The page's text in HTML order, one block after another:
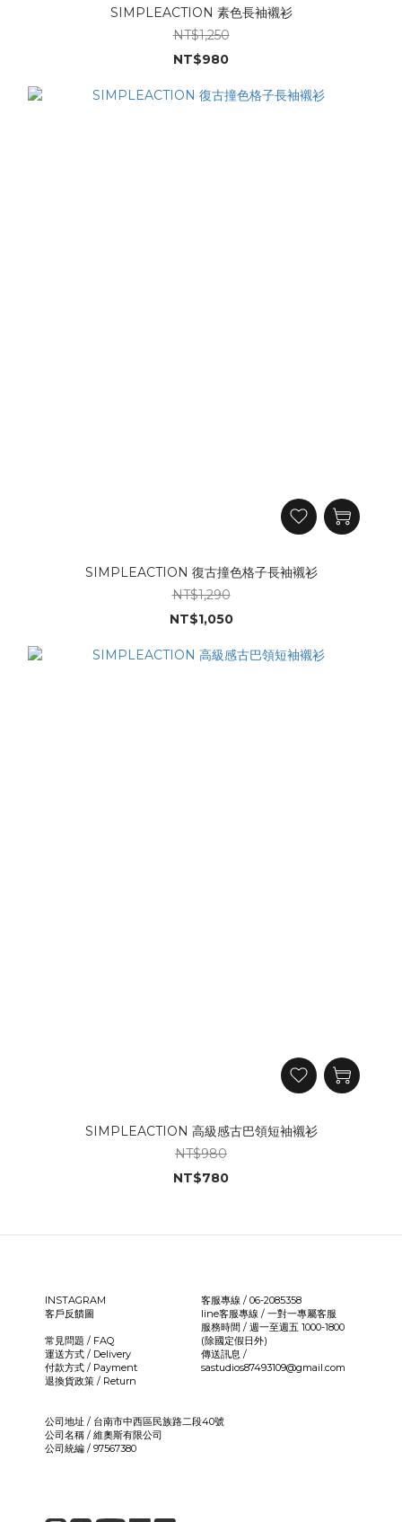
SIMPLEACTION 素色長袖襯衫
NT$1,250
NT$980
SIMPLEACTION 復古撞色格子長袖襯衫
NT$1,290
NT$1,050
SIMPLEACTION 高級感古巴領短袖襯衫
NT$980
NT$780
INSTAGRAM
客戶反饋圖
常見問題 / FAQ
運送方式 / Delivery
付款方式 / Payment
退換貨政策 / Return
客服專線 / 06-2085358
line客服專線 / 一對一專屬客服
服務時間 / 週一至週五 1000-1800
(除國定假日外)
傳送訊息 /
sastudios87493109@gmail.com
公司地址 / 台南市中西區民族路二段40號
公司名稱 / 維奧斯有限公司
公司統編 / 97567380